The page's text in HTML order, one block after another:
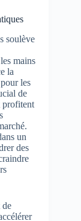
soulève
mains
la
les
de
profitent
un
des
de